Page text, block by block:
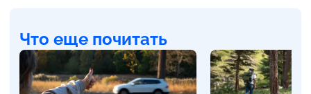
Что еще почитать